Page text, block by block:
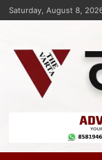
Saturday, August 8,
The Varta